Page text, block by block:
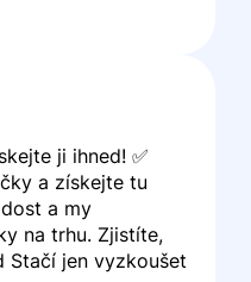
ji ihned! ✅
a získejte tu
a my
na trhu. Zjistíte,
Stačí jen vyzkoušet